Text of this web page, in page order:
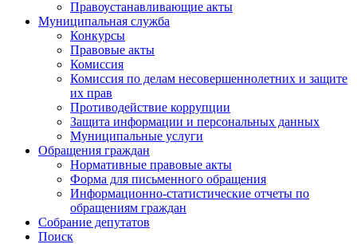
Правоустанавливающие акты
Муниципальная служба
Конкурсы
Правовые акты
Комиссия
Комиссия по делам несовершеннолетних и защите
их прав
Противодействие коррупции
Защита информации и персональных данных
Муниципальные услуги
Обращения граждан
Нормативные правовые акты
Форма для письменного обращения
Информационно-статистические отчеты по
обращениям граждан
Собрание депутатов
Поиск